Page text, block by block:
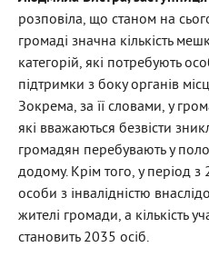
розповіла, що станом на
громаді значна кількість
категорій, які потребують
підтримки з боку органів
Зокрема, за її словами, у
які вважаються безвісти
громадян перебувають у
додому. Крім того, у період з
особи з інвалідністю
жителі громади, а кількість
становить 2035 осіб.